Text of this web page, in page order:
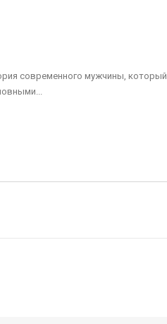
современного мужчины, который